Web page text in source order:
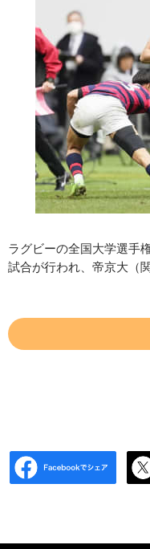
ラグビーの全国大学選手
試合が行われ、帝京大（